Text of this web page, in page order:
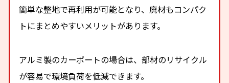
簡単な整地で再利用が可能となり、廃材もコンパク
トにまとめやすいメリットがあります。
アルミ製のカーポートの場合は、部材のリサイクル
が容易で環境負荷を低減できます。